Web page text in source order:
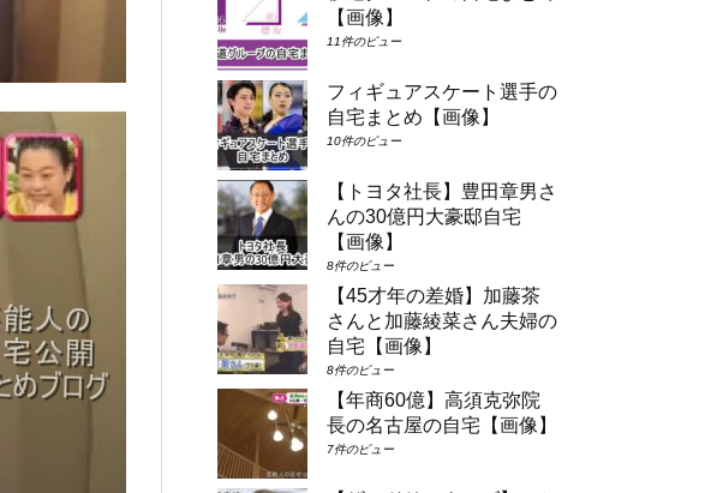
【画像】
11件のビュー
フィギュアスケート選手の
自宅まとめ【画像】
10件のビュー
【トヨタ社長】豊田章男さ
んの30億円大豪邸自宅
【画像】
8件のビュー
【45才年の差婚】加藤茶
さんと加藤綾菜さん夫婦の
自宅【画像】
8件のビュー
【年商60億】高須克弥院
長の名古屋の自宅【画像】
7件のビュー